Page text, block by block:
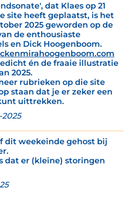
dat Klaes op 21
site heeft geplaatst, is het
2025 geworden op de
de enthousiaste
en Dick Hoogenboom.
én de fraaie illustratie
2025.
rubrieken op die site
staan dat je er zeker een
uittrekken.
dit weekeinde gehost bij
dat er (kleine) storingen